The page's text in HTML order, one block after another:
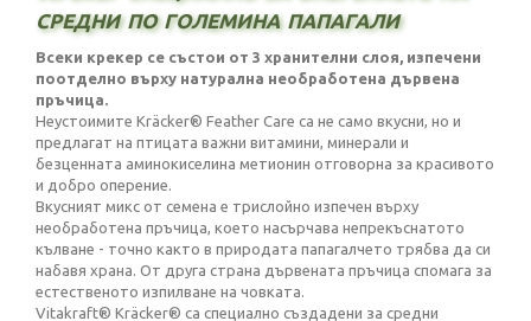
средни по големина папагали
Всеки крекер се състои от 3 хранителни слоя, изпечени
поотделно върху натурална необработена дървена
пръчица.
Неустоимите Kräcker® Feather Care са не само вкусни, но и
предлагат на птицата важни витамини, минерали и
безценната аминокиселина метионин отговорна за красивото
и добро оперение.
Вкусният микс от семена е трислойно изпечен върху
необработена пръчица, което насърчава непрекъснатото
кълване - точно както в природата папагалчето трябва да си
набавя храна. От друга страна дървената пръчица спомага за
естественото изпилване на човката.
Vitakraft® Kräcker® са специално създадени за средни